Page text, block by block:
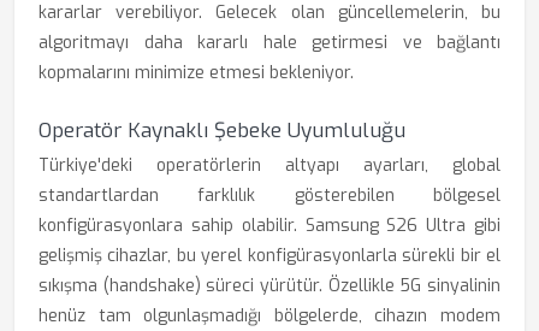
kararlar verebiliyor. Gelecek olan güncellemelerin, bu
algoritmayı daha kararlı hale getirmesi ve bağlantı
kopmalarını minimize etmesi bekleniyor.
Operatör Kaynaklı Şebeke Uyumluluğu
Türkiye'deki operatörlerin altyapı ayarları, global
standartlardan farklılık gösterebilen bölgesel
konfigürasyonlara sahip olabilir. Samsung S26 Ultra gibi
gelişmiş cihazlar, bu yerel konfigürasyonlarla sürekli bir el
sıkışma (handshake) süreci yürütür. Özellikle 5G sinyalinin
henüz tam olgunlaşmadığı bölgelerde, cihazın modem